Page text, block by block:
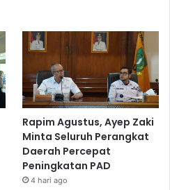
Rapim Agustus, Ayep Zaki
Minta Seluruh Perangkat
Daerah Percepat
Peningkatan PAD
4 hari ago